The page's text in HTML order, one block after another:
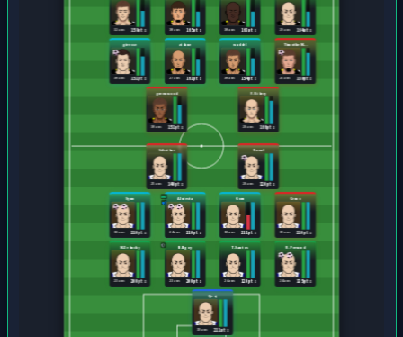
159 pts
32 ans 165 pts
30 ans 163 pts
30 ans 164 pts
29 ans
giresse
151 pts
30 ans
zidane
161 pts
27 ans
waddel
154 pts
30 ans
Timothe M...
189 pts
25 ans
greenwood
151 pts
30 ans
F. Ribery
166 pts
28 ans
Qeqi
211 pts
19 ans
M.Debuchy
200 pts
23 ans
N.Ngoy
200 pts
23 ans
T.Santos
120 pts
24 ans
R.Perraud
135 pts
24 ans
Synu
210 pts
18 ans
A.Iniesta
210 pts
24 ans
Goru
211 pts
18 ans
Cemo
210 pts
19 ans
S.Arribas
140 pts
25 ans
Raoul
120 pts
28 ans